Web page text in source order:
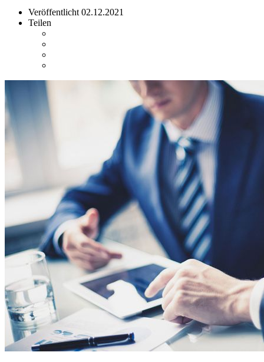
Veröffentlicht 02.12.2021
Teilen